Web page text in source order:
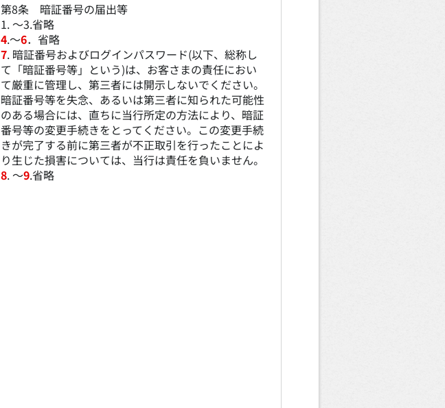
第8条 暗証番号の届出等
1. ～3.省略
4.～6．省略
7. 暗証番号およびログインパスワード(以下、総称し
て「暗証番号等」という)は、お客さまの責任におい
て厳重に管理し、第三者には開示しないでください。
暗証番号等を失念、あるいは第三者に知られた可能性
のある場合には、直ちに当行所定の方法により、暗証
番号等の変更手続きをとってください。この変更手続
きが完了する前に第三者が不正取引を行ったことによ
り生じた損害については、当行は責任を負いません。
8. ～9.省略